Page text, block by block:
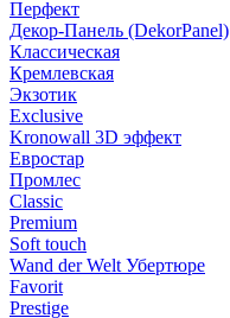
Перфект
Декор-Панель (DekorPanel)
Классическая
Кремлевская
Экзотик
Exclusive
Kronowall 3D эффект
Евростар
Промлес
Classic
Premium
Soft touch
Wand der Welt Убертюре
Favorit
Prestige